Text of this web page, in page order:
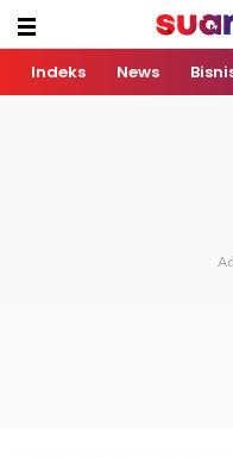
Indeks News